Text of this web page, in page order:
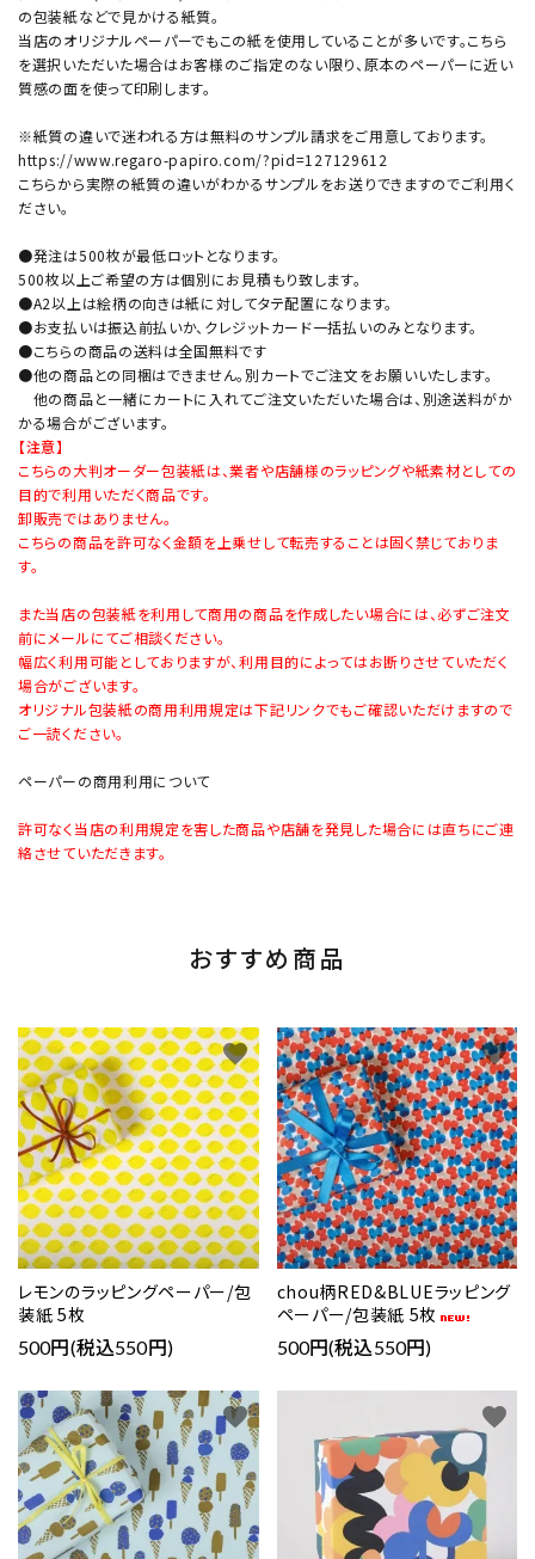
の包装紙などで見かける紙質。
当店のオリジナルペーパーでもこの紙を使用していることが多いです。こちら
を選択いただいた場合はお客様のご指定のない限り、原本のペーパーに近い
質感の面を使って印刷します。
※紙質の違いで迷われる方は無料のサンプル請求をご用意しております。
https://www.regaro-papiro.com/?pid=127129612
こちらから実際の紙質の違いがわかるサンプルをお送りできますのでご利用く
ださい。
●発注は500枚が最低ロットとなります。
500枚以上ご希望の方は個別にお見積もり致します。
●A2以上は絵柄の向きは紙に対してタテ配置になります。
●お支払いは振込前払いか、クレジットカード一括払いのみとなります。
●こちらの商品の送料は全国無料です
●他の商品との同梱はできません。別カートでご注文をお願いいたします。
他の商品と一緒にカートに入れてご注文いただいた場合は、別途送料がか
かる場合がございます。
【注意】
こちらの大判オーダー包装紙は、業者や店舗様のラッピングや紙素材としての
目的で利用いただく商品です。
卸販売ではありません。
こちらの商品を許可なく金額を上乗せして転売することは固く禁じておりま
す。
また当店の包装紙を利用して商用の商品を作成したい場合には、必ずご注文
前にメールにてご相談ください。
幅広く利用可能としておりますが、利用目的によってはお断りさせていただく
場合がございます。
オリジナル包装紙の商用利用規定は下記リンクでもご確認いただけますので
ご一読ください。
ペーパーの商用利用について
許可なく当店の利用規定を害した商品や店舗を発見した場合には直ちにご連
絡させていただきます。
おすすめ商品
レモンのラッピングペーパー/包
装紙 5枚
500円(税込550円)
favorite
chou柄RED&BLUEラッピング
ペーパー/包装紙 5枚
500円(税込550円)
favorite
favorite favorite